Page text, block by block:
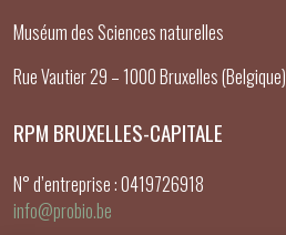
Muséum des Sciences naturelles
Rue Vautier 29 – 1000 Bruxelles (Belgique)
RPM BRUXELLES-CAPITALE
N° d’entreprise : 0419726918
info@probio.be